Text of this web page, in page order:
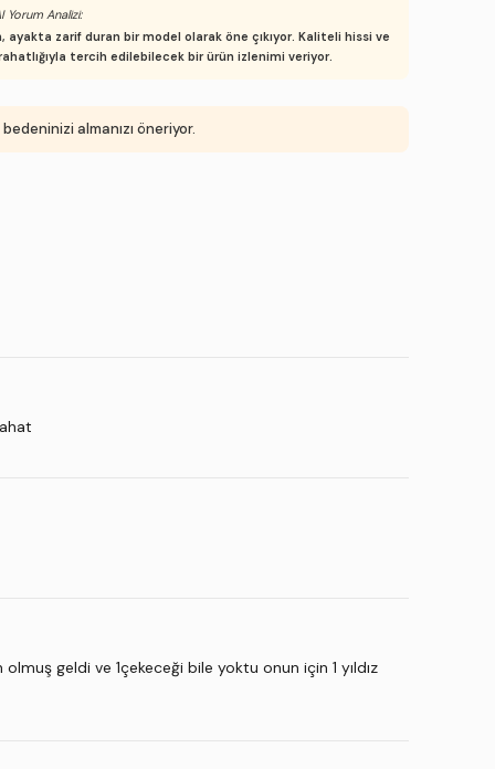
Yorum Analizi:
ayakta zarif duran bir model olarak öne çıkıyor. Kaliteli hissi ve
tercih edilebilecek bir ürün izlenimi veriyor.
almanızı öneriyor.
geldi ve 1çekeceği bile yoktu onun için 1 yıldız